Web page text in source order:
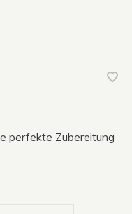
perfekte Zubereitung